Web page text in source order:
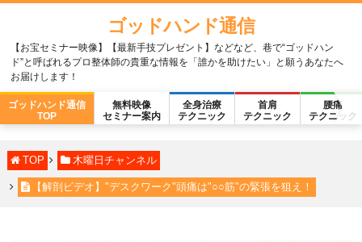
ゴッドハンド通信
【お宝セミナー映像】【最新手技プレゼント】などなど、巷で“ゴッドハン
ド”と呼ばれるプロ整体師の貴重な情報を「誰かを助けたい」と願うあなたへ
お届けします！
ゴッドハンド通信
TOP
無料映像
セミナー案内
全身治療
テクニック
首肩
テクニック
腰痛
テクニック
TOP 木曜日チャンネル
【解剖ビデオ】"デスクワーク"頭痛は"○○筋"の緊張を狙え！